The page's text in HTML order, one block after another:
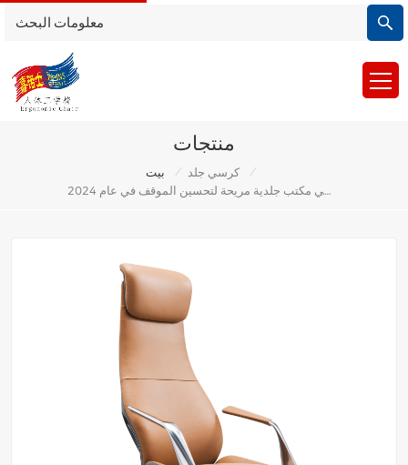
منتجات
بيت / كرسي جلد
/
أفضل 10 كراسي مكتب جلدية مريحة لتحسين الموقف في عام 2024